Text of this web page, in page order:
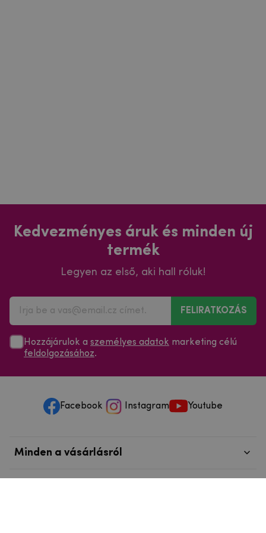
Kedvezményes áruk és minden új
termék
Legyen az első, aki hall róluk!
FELIRATKOZÁS
Hozzájárulok a személyes adatok marketing célú
feldolgozásához.
Facebook Instagram Youtube
Minden a vásárlásról